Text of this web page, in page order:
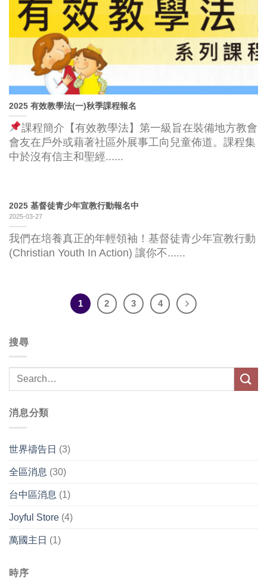
搜尋
消息分類
世界禱告日 (3)
全區消息 (30)
台中區消息 (1)
Joyful Store (4)
萬國主日 (1)
時序
2025 有效教學法(一)秋季課程報名
課程簡介【有效教學法】第一級旨在裝備地方教會
會友在戶外或藉著社區外展事工向兒童佈道。課程集
中於沒有信主和聖經......
2025 基督徒青少年宣教行動報名中
2025-03-27
我們在培養真正的年輕領袖！基督徒青少年宣教行動
(Christian Youth In Action) 讓你不......
1 2 3 4